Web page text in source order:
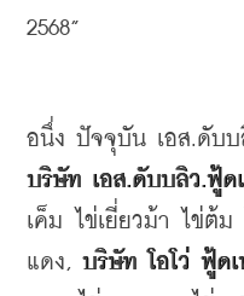
2568”
อนึ่ง ปัจจุบัน เอส.ดับบ
บริษัท เอส.ดับบลิว.ฟู้ด
เค็ม
ไข่เยี่ยวม้า ไข่ต้ม
แดง, บริษัท โอโว่ ฟู้ด